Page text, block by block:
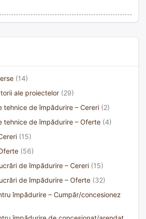
(14)
ale proiectelor (29)
tehnice de împădurire – Cereri (2)
tehnice de împădurire – Oferte (4)
(15)
(56)
de împădurire – Cereri (15)
de împădurire – Oferte (32)
împădurire – Cumpăr/concesionez